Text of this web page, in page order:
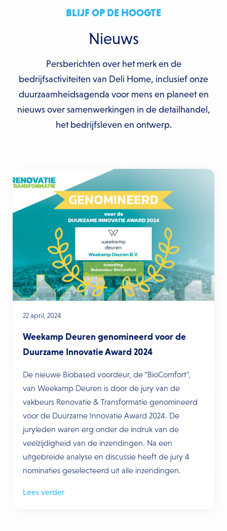
BLIJF OP DE HOOGTE
Nieuws
Persberichten over het merk en de
bedrijfsactiviteiten van Deli Home, inclusief onze
duurzaamheidsagenda voor mens en planeet en
nieuws over samenwerkingen in de detailhandel,
het bedrijfsleven en ontwerp.
22 april, 2024
Weekamp Deuren genomineerd voor de
Duurzame Innovatie Award 2024
De nieuwe Biobased voordeur, de "BioComfort",
van Weekamp Deuren is door de jury van de
vakbeurs Renovatie & Transformatie genomineerd
voor de Duurzame Innovatie Award 2024. De
juryleden waren erg onder de indruk van de
veelzijdigheid van de inzendingen. Na een
uitgebreide analyse en discussie heeft de jury 4
nominaties geselecteerd uit alle inzendingen.
Lees verder